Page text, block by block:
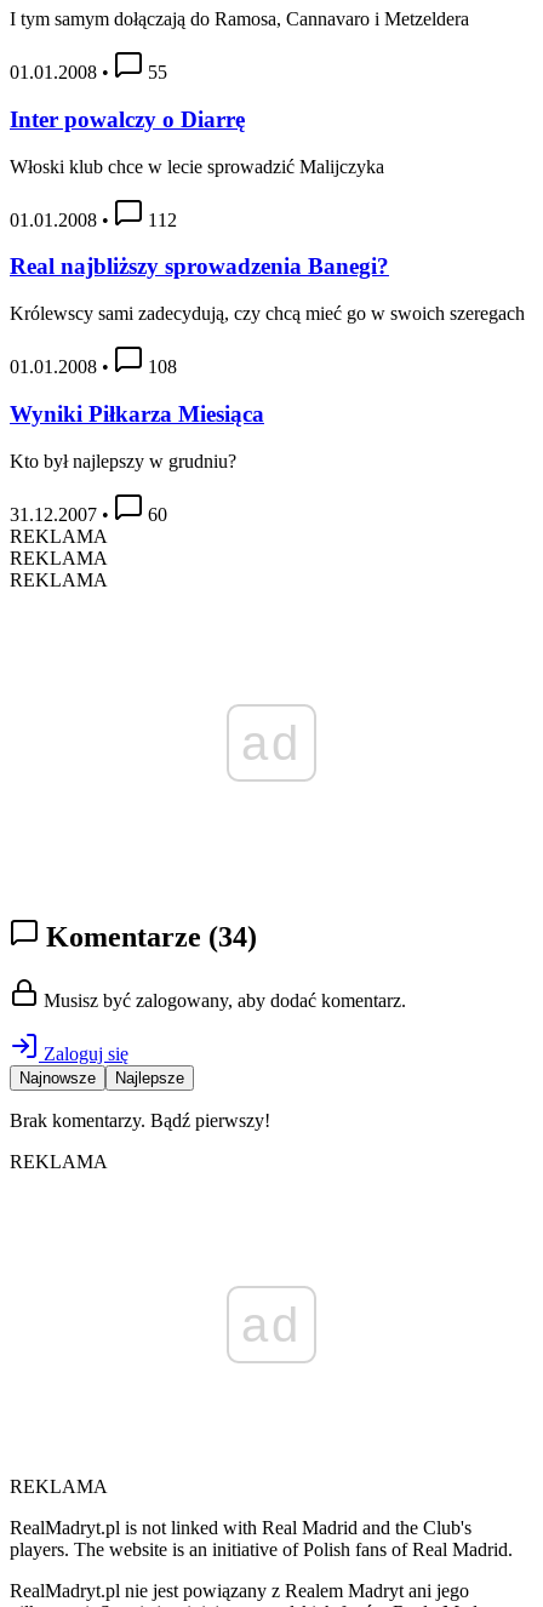
I tym samym dołączają do Ramosa, Cannavaro i Metzeldera
01.01.2008 • 55
Inter powalczy o Diarrę
Włoski klub chce w lecie sprowadzić Malijczyka
01.01.2008 • 112
Real najbliższy sprowadzenia Banegi?
Królewscy sami zadecydują, czy chcą mieć go w swoich szeregach
01.01.2008 • 108
Wyniki Piłkarza Miesiąca
Kto był najlepszy w grudniu?
31.12.2007 •
60
REKLAMA
REKLAMA
REKLAMA
ad
Komentarze (34)
Musisz być zalogowany, aby dodać komentarz.
Zaloguj się
Najnowsze Najlepsze
Brak komentarzy. Bądź pierwszy!
REKLAMA
ad
REKLAMA
RealMadryt.pl is not linked with Real Madrid and the Club's
players. The website is an initiative of Polish fans of Real Madrid.
RealMadryt.pl nie jest powiązany z Realem Madryt ani jego